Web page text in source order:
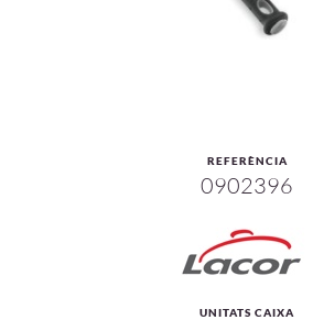
REFERÈNCIA
0902396
UNITATS CAIXA